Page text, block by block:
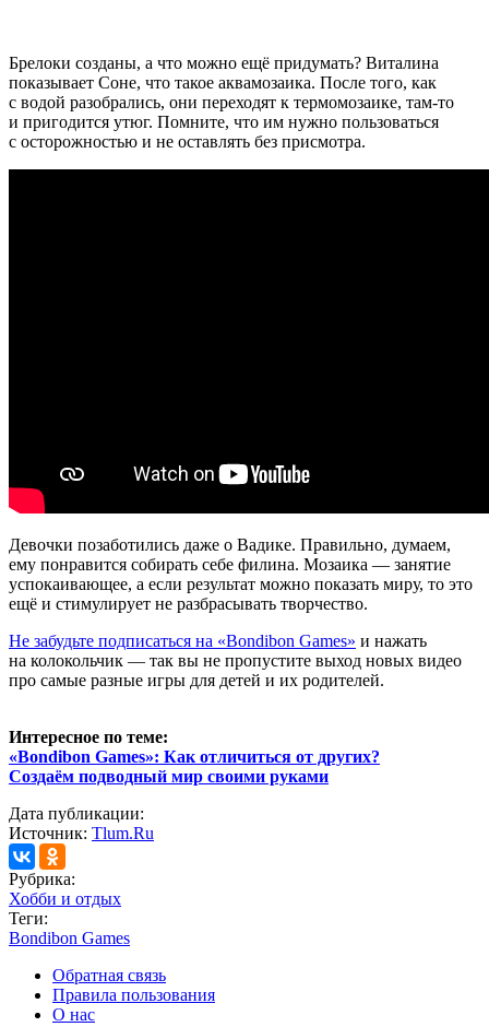
Брелоки созданы, а что можно ещё придумать? Виталина
показывает Соне, что такое аквамозаика. После того, как
с водой разобрались, они переходят к термомозаике, там-то
и пригодится утюг. Помните, что им нужно пользоваться
с осторожностью и не оставлять без присмотра.
Девочки позаботились даже о Вадике. Правильно, думаем,
ему понравится собирать себе филина. Мозаика — занятие
успокаивающее, а если результат можно показать миру, то это
ещё и стимулирует не разбрасывать творчество.
Не забудьте подписаться на «Bondibon Games» и нажать
на колокольчик — так вы не пропустите выход новых видео
про самые разные игры для детей и их родителей.
Интересное по теме:
«Bondibon Games»: Как отличиться от других?
Создаём подводный мир своими руками
Дата публикации:
Источник: Tlum.Ru
Рубрика:
Хобби и отдых
Теги:
Bondibon Games
Обратная связь
Правила пользования
О нас